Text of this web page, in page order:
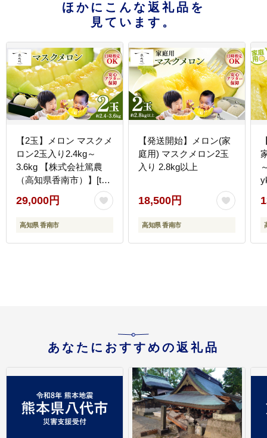
ほかにこんな返礼品を
見ています。
【2玉】メロン マスクメ
ロン2玉入り2.4kg～
3.6kg 【株式会社篤農
（高知県香南市）】[tn-
29,000円
高知県 香南市
【発送開始】メロン(家
庭用) マスクメロン2玉
入り 2.8kg以上
18,500円
高知県 香南市
あなたにおすすめの返礼品